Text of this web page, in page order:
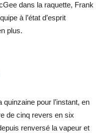
dans la raquette, Frank
à l’état d’esprit
plus.
quinzaine pour l’instant, en
de cinq revers en six
renversé la vapeur et